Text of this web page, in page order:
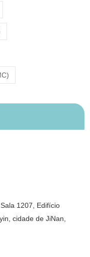
1207, Edifício
cidade de JiNan,